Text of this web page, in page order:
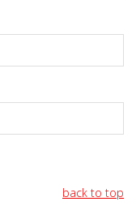
back to top